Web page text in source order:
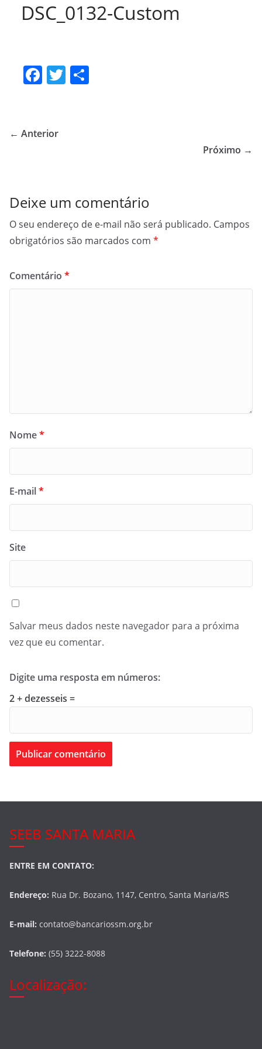
DSC_0132-Custom
F
e
k
T
← Anterior
Próximo →
Deixe um comentário
O seu endereço de e-mail não será publicado. Campos
obrigatórios são marcados com *
Comentário *
Nome*
E-mail*
Site
Salvar meus dados neste navegador para a próxima
vez que eu comentar.
Digite uma resposta em números:
2 + dezesseis =
SEEB SANTA MARIA
ENTRE EM CONTATO:
Endereço: Rua Dr. Bozano, 1147, Centro, Santa Maria/RS
E-mail: contato@bancariossm.org.br
Telefone: (55) 3222-8088
Localização: